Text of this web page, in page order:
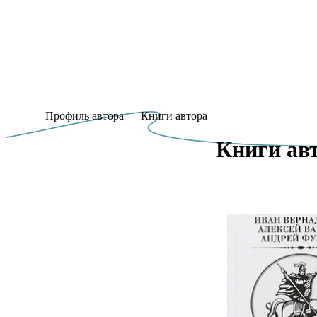
Профиль автора Книги автора
Книги